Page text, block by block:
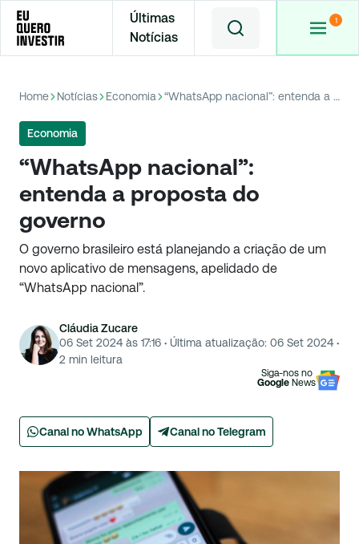
Últimas
Notícias
Home Notícias Economia “WhatsApp nacional”: entenda a proposta do governo
Economia
“WhatsApp nacional”:
entenda a proposta do
governo
O governo brasileiro está planejando a criação de um
novo aplicativo de mensagens, apelidado de
“WhatsApp nacional”.
Cláudia Zucare
06 Set 2024 às 17:16 · Última atualização: 06 Set 2024 ·
2 min leitura
Siga-nos no
Google News
Canal no WhatsApp Canal no Telegram